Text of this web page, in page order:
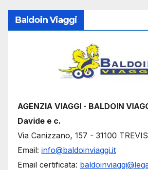
articoli
Baldoin Viaggi
AGENZIA VIAGGI - BALDOIN
Davide e c.
Via Canizzano, 157 - 31100
Email: info@baldoinviaggi.it
Email certificata: